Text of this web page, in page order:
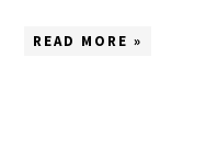
READ MORE »